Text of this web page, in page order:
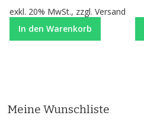
exkl. 20% MwSt., zzgl.Versand
In den Warenkorb
Meine Wunschliste